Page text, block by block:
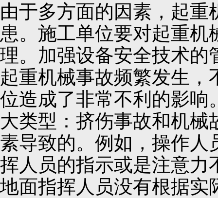
由于多方面的因素，起
患。施工单位要对起重
理。加强设备安全技术的
起重机械事故频繁发生
位造成了非常不利的影响
大类型：挤伤事故和机
素导致的。例如，操作人
挥人员的指示或是注意力
地面指挥人员没有根据实